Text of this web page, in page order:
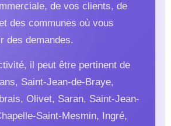
de vos clients, de
des communes où vous
des demandes.
il peut être pertinent de
Saint-Jean-de-Braye,
Olivet, Saran, Saint-Jean-
Saint-Mesmin, Ingré,